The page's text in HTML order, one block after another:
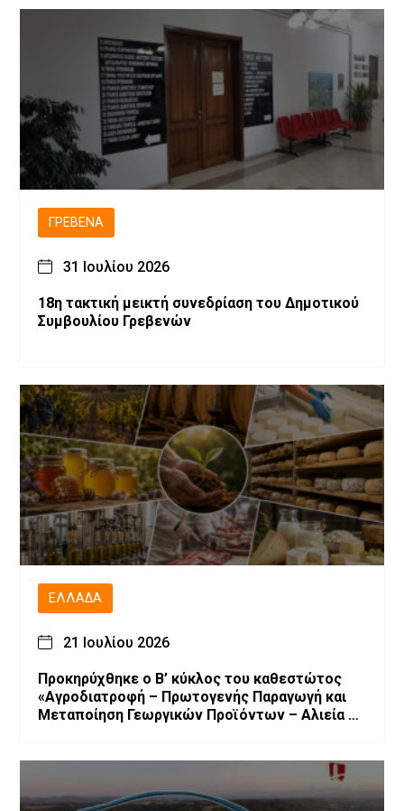
ΓΡΕΒΕΝΆ
31 Ιουλίου 2026
18η τακτική μεικτή συνεδρίαση του Δημοτικού
Συμβουλίου Γρεβενών
ΕΛΛΆΔΑ
21 Ιουλίου 2026
Προκηρύχθηκε ο Β’ κύκλος του καθεστώτος
«Αγροδιατροφή – Πρωτογενής Παραγωγή και
Μεταποίηση Γεωργικών Προϊόντων – Αλιεία –